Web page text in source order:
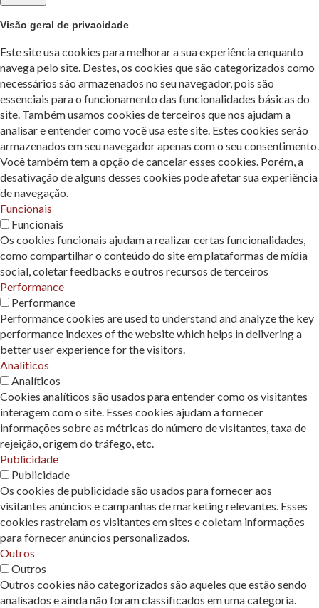
Visão geral de privacidade
Este site usa cookies para melhorar a sua experiência enquanto
navega pelo site. Destes, os cookies que são categorizados como
necessários são armazenados no seu navegador, pois são
essenciais para o funcionamento das funcionalidades básicas do
site. Também usamos cookies de terceiros que nos ajudam a
analisar e entender como você usa este site. Estes cookies serão
armazenados em seu navegador apenas com o seu consentimento.
Você também tem a opção de cancelar esses cookies. Porém, a
desativação de alguns desses cookies pode afetar sua experiência
de navegação.
Funcionais
Funcionais
Os cookies funcionais ajudam a realizar certas funcionalidades,
como compartilhar o conteúdo do site em plataformas de mídia
social, coletar feedbacks e outros recursos de terceiros
Performance
Performance
Performance cookies are used to understand and analyze the key
performance indexes of the website which helps in delivering a
better user experience for the visitors.
Analíticos
Analíticos
Cookies analíticos são usados ​​para entender como os visitantes
interagem com o site. Esses cookies ajudam a fornecer
informações sobre as métricas do número de visitantes, taxa de
rejeição, origem do tráfego, etc.
Publicidade
Publicidade
Os cookies de publicidade são usados ​​para fornecer aos
visitantes anúncios e campanhas de marketing relevantes. Esses
cookies rastreiam os visitantes em sites e coletam informações
para fornecer anúncios personalizados.
Outros
Outros
Outros cookies não categorizados são aqueles que estão sendo
analisados ​​e ainda não foram classificados em uma categoria.